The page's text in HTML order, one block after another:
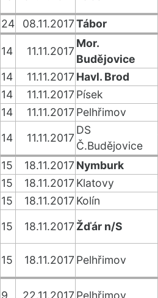
24 08.11.2017Tábor
14 11.11.2017
Mor.
Budějovice
14
11.11.2017 Havl. Brod
14
11.11.2017 Písek
14
11.11.2017 Pelhřimov
14
11.11.2017
DS
Č.Budějovice
15 18.11.2017 Nymburk
15
18.11.2017 Klatovy
15
18.11.2017 Kolín
15
18.11.2017 Žďár n/S
15 18.11.2017 Pelhřimov
9 22.11.2017 Pelhřimov